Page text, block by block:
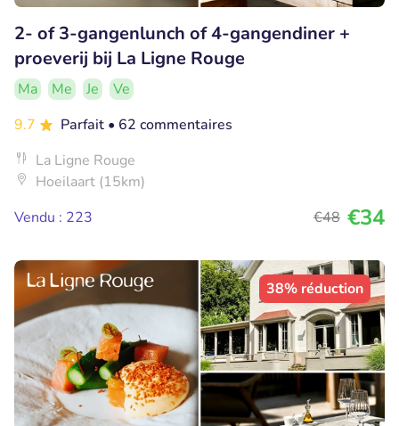
2- of 3-gangenlunch of 4-gangendiner +
proeverij bij La Ligne Rouge
Ma Me Je
Ve
9.7
Parfait • 62 commentaires
La Ligne Rouge
Hoeilaart (15km)
Vendu : 223
€48 €34
38% réduction